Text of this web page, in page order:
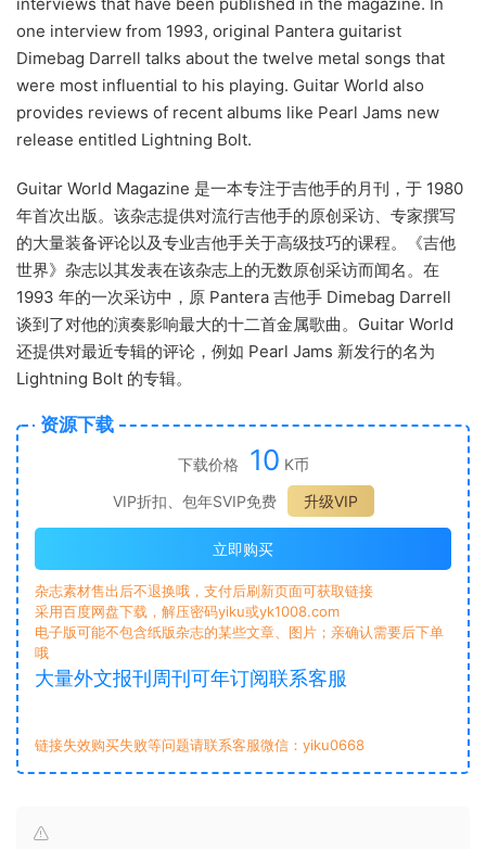
one interview from 1993, original Pantera guitarist
Dimebag Darrell talks about the twelve metal songs that
were most influential to his playing. Guitar World also
provides reviews of recent albums like Pearl Jams new
release entitled Lightning Bolt.
Guitar World Magazine 是一本专注于吉他手的月刊，于 1980
年首次出版。该杂志提供对流行吉他手的原创采访、专家撰写
的大量装备评论以及专业吉他手关于高级技巧的课程。《吉他
世界》杂志以其发表在该杂志上的无数原创采访而闻名。在
1993 年的一次采访中，原 Pantera 吉他手 Dimebag Darrell
谈到了对他的演奏影响最大的十二首金属歌曲。Guitar World
还提供对最近专辑的评论，例如 Pearl Jams 新发行的名为
Lightning Bolt 的专辑。
资源下载
下载价格 10 K币
VIP折扣、包年SVIP免费
升级VIP
立即购买
杂志素材售出后不退换哦，支付后刷新页面可获取链接
采用百度网盘下载，解压密码yiku或yk1008.com
电子版可能不包含纸版杂志的某些文章、图片；亲确认需要后下单
哦
大量外文报刊周刊可年订阅联系客服
链接失效购买失败等问题请联系客服微信：yiku0668